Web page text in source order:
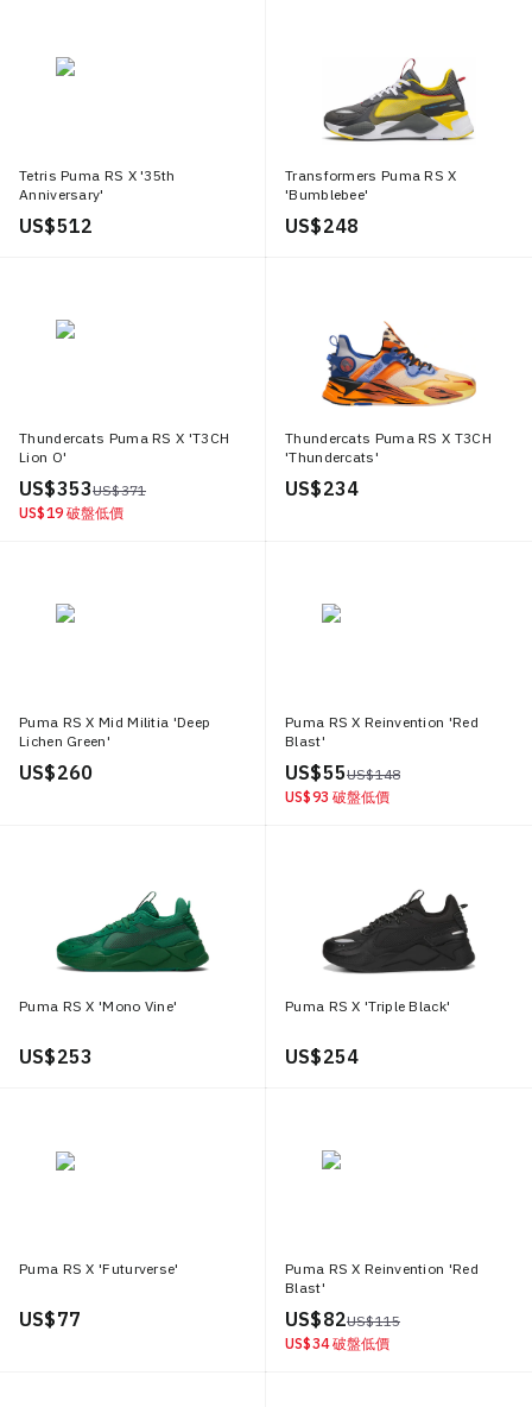
Tetris Puma RS X '35th
Anniversary'
US$ 512
Transformers Puma RS X
'Bumblebee'
US$ 248
Thundercats Puma RS X 'T3CH
Lion O'
US$ 353US$ 371
US$ 19 破盤低價
Thundercats Puma RS X T3CH
'Thundercats'
US$ 234
Puma RS X Mid Militia 'Deep
Lichen Green'
US$ 260
Puma RS X Reinvention 'Red
Blast'
US$ 55US$ 148
US$ 93 破盤低價
Puma RS X 'Mono Vine'
US$ 253
Puma RS X 'Triple Black'
US$ 254
Puma RS X 'Futurverse'
US$ 77
Puma RS X Reinvention 'Red
Blast'
US$ 82US$ 115
US$ 34 破盤低價